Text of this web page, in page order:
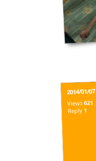
2014/01/07
Views621
Reply1